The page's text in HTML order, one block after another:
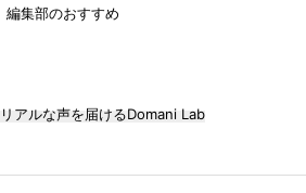
編集部のおすすめ
リアルな声を届けるDomani Lab